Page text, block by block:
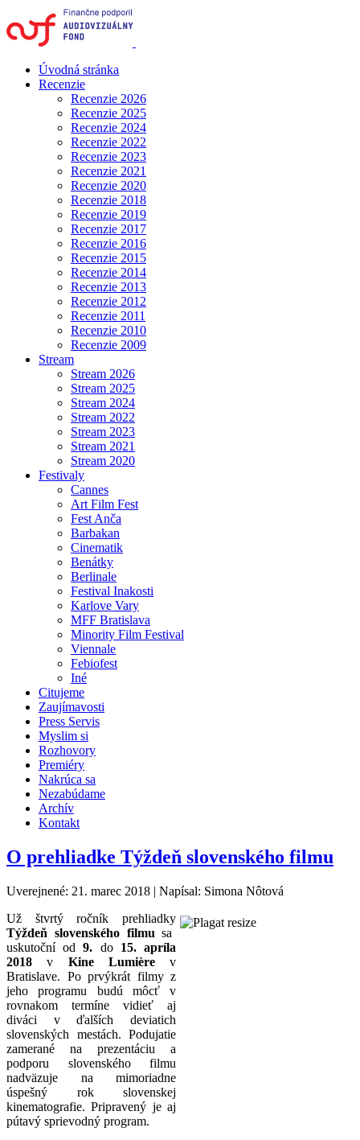
Úvodná stránka
Recenzie
Recenzie 2026
Recenzie 2025
Recenzie 2024
Recenzie 2022
Recenzie 2023
Recenzie 2021
Recenzie 2020
Recenzie 2018
Recenzie 2019
Recenzie 2017
Recenzie 2016
Recenzie 2015
Recenzie 2014
Recenzie 2013
Recenzie 2012
Recenzie 2011
Recenzie 2010
Recenzie 2009
Stream
Stream 2026
Stream 2025
Stream 2024
Stream 2022
Stream 2023
Stream 2021
Stream 2020
Festivaly
Cannes
Art Film Fest
Fest Anča
Barbakan
Cinematik
Benátky
Berlinale
Festival Inakosti
Karlove Vary
MFF Bratislava
Minority Film Festival
Viennale
Febiofest
Iné
Citujeme
Zaujímavosti
Press Servis
Myslim si
Rozhovory
Premiéry
Nakrúca sa
Nezabúdame
Archív
Kontakt
O prehliadke Týždeň slovenského filmu
Uverejnené: 21. marec 2018 | Napísal: Simona Nôtová
Už štvrtý ročník prehliadky
Týždeň slovenského filmu sa
uskutoční od9. do 15. apríla
2018 v Kine Lumièrev
Bratislave. Po prvýkrát filmy z
jeho programu budú môcť v
rovnakom termíne vidieť aj
diváci v ďalších deviatich
slovenských mestách. Podujatie
zamerané na prezentáciu a
podporu slovenského filmu
nadväzuje na mimoriadne
úspešný rok slovenskej
kinematografie. Pripravený je aj
pútavý sprievodný program.